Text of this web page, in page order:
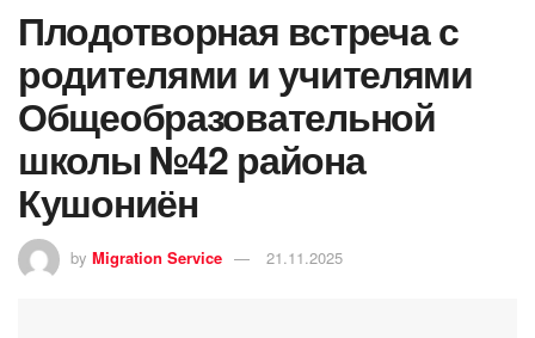
Плодотворная встреча с
родителями и учителями
Общеобразовательной
школы №42 района
Кушониён
by Migration Service 21.11.2025